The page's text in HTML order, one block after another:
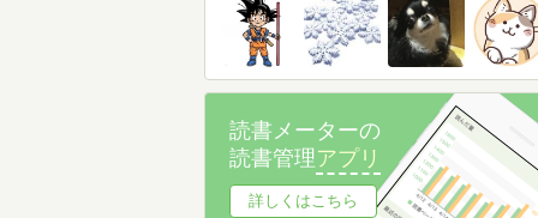
読書メーターの
読書管理アプリ
詳しくはこちら